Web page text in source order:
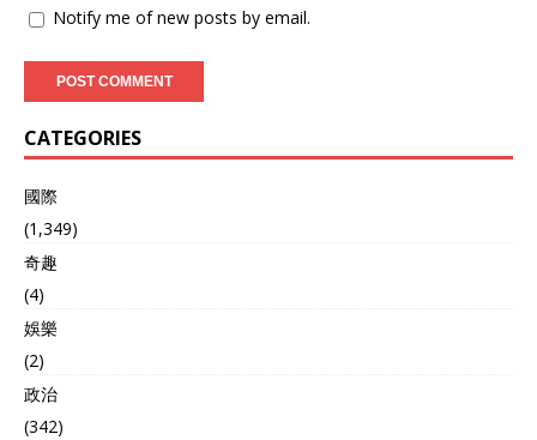
Notify me of new posts by email.
CATEGORIES
國際
(1,349)
奇趣
(4)
娛樂
(2)
政治
(342)